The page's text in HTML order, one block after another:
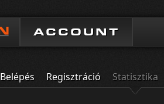
ACCOUNT
Belépés Regisztráció Statisztika